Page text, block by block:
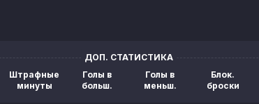
ДОП. СТАТИСТИКА
Штрафные
минуты
Голы в
больш.
Голы в
меньш.
Блок.
броски